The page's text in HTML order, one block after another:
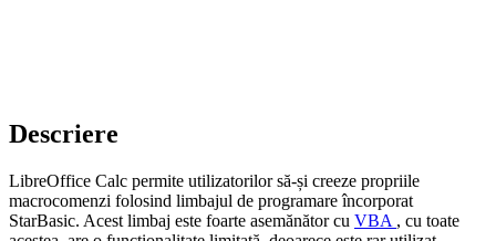
Descriere
LibreOffice Calc permite utilizatorilor să-și creeze propriile
macrocomenzi folosind limbajul de programare încorporat
StarBasic. Acest limbaj este foarte asemănător cu VBA , cu toate